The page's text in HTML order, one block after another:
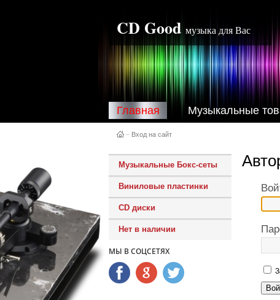
CD Good музыка для Вас
Главная Музыкальные
– Вход на сайт
Музыкальные Бокс-сеты
Виниловые пластинки
CD диски
Нет в наличии
МЫ В СОЦСЕТЯХ